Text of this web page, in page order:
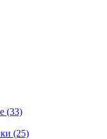
(33)
(25)